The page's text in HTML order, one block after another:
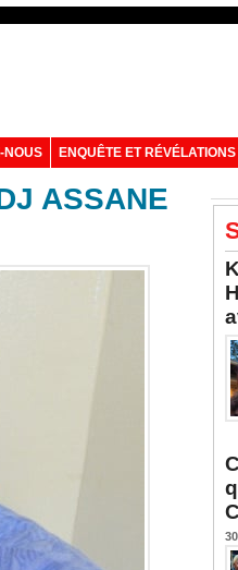
NOUS ENQUÊTE ET RÉVÉLATIONS
ASSANE